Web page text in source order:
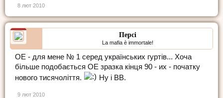
8 лют 2010
Персі
La mafia è immortale!
ОЕ - для мене № 1 серед українських гуртів... Хоча
більше подобається ОЕ зразка кінця 90 - их - початку
нового тисячоліття.
Ну і ВВ.
9 лют 2010